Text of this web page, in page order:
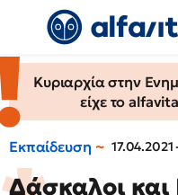
Κυριαρχία στην
είχε το
Εκπαίδευση 17.04.2021
Δάσκαλοι